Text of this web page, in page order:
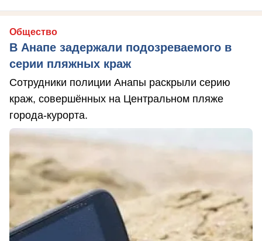
Общество
В Анапе задержали подозреваемого в
серии пляжных краж
Сотрудники полиции Анапы раскрыли серию
краж, совершённых на Центральном пляже
города-курорта.